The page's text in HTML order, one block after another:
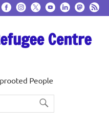
Centre
People